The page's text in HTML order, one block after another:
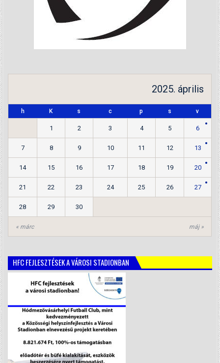
2025. április
h K s c p s v
« márc máj »
1 2 3 4 5 6
7 8 9 10 11 12 13
14 15 16 17 18 19 20
21 22 23 24 25 26 27
28 29 30
HFC FEJLESZTÉSEK A VÁROSI STADIONBAN